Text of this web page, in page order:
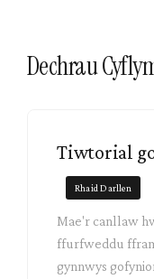
Dechrau
Tiwtorial
Rhaid Darllen
Mae'r canllaw
ffurfweddu
gynnwys